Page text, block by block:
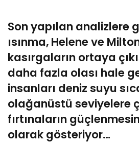
Son yapılan analizlere
ısınma, Helene ve
kasırgaların ortaya
daha fazla olası hale
insanları deniz suyu
olağanüstü seviyelere
fırtınaların
olarak gösteriyor…